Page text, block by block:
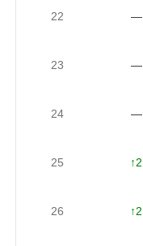
22 —
23 —
24 —
25 ↑2
26 ↑2